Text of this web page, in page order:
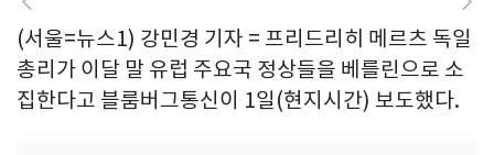
(서울=뉴스1) 강민경 기자 = 프리드리히 메르츠 독일
총리가 이달 말 유럽 주요국 정상들을 베를린으로 소
집한다고 블룸버그통신이 1일(현지시간) 보도했다.